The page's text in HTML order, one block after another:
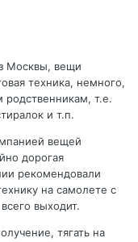
Москвы, вещи
техника, немного,
родственникам, т.е.
и т.п.
вещей
дорогая
рекомендовали
на самолете с
выходит.
тягать на